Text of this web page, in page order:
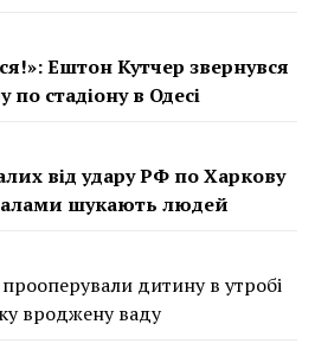
Ештон Кутчер звернувся
по стадіону в Одесі
від удару РФ по Харкову
шукають людей
дитину в утробі
вроджену ваду